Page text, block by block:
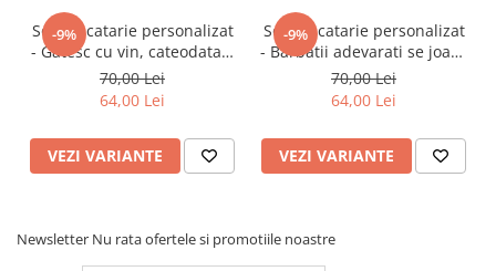
-9%
Sort bucatarie personalizat
- Gatesc cu vin, cateodata il
pun si in mancare
70,00 Lei
64,00 Lei
VEZI VARIANTE
-9%
Sort bucatarie personalizat
- Barbatii adevarati se joaca
cu focul
70,00 Lei
64,00 Lei
VEZI VARIANTE
Newsletter Nu rata ofertele si promotiile noastre